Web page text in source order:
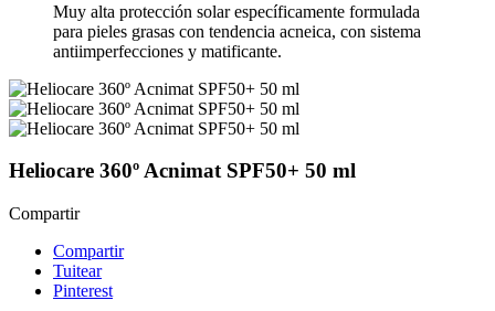
Muy alta protección solar específicamente formulada
para pieles grasas con tendencia acneica, con sistema
antiimperfecciones y matificante.
Heliocare 360º Acnimat SPF50+ 50 ml
Compartir
Compartir
Tuitear
Pinterest